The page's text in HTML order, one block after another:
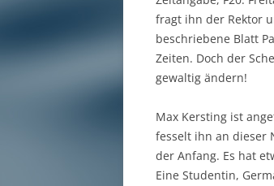
fragt ihn der Rektor
beschriebene Blatt
Zeiten. Doch der
gewaltig ändern!
Max Kersting ist
fesselt ihn an dieser
der Anfang. Es hat
Eine Studentin,